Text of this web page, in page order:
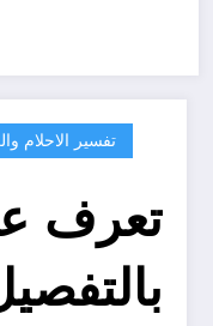
تفسير الاحلام
تعرف